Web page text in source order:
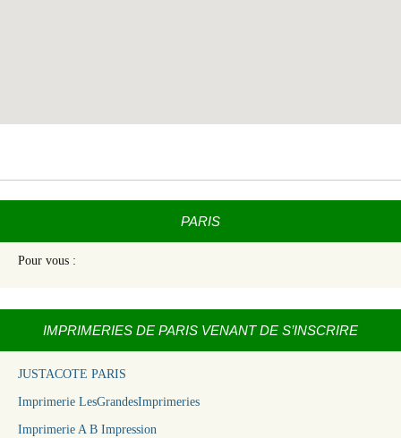
PARIS
Pour vous :
IMPRIMERIES DE PARIS VENANT DE S’INSCRIRE
JUSTACOTE PARIS
Imprimerie LesGrandesImprimeries
Imprimerie A B Impression